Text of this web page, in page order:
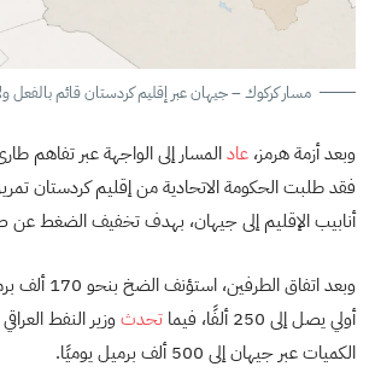
مسار كركوك – جيهان عبر إقليم كردستان قائم بالفعل
وبعد أزمة هرمز، عادالمسار إلى الواجهة عبر تفاهم
فقد طلبت الحكومة الاتحادية من إقليم كردستان
أنابيب الإقليم إلى جيهان، بهدف تخفيف الضغط عن
وبعد اتفاق
أولي يصل إلى 250 ألفًا، فيما
تحدثوزير النفط
الكميات عبر جيهان إلى 500 ألف برميل يوميًا.